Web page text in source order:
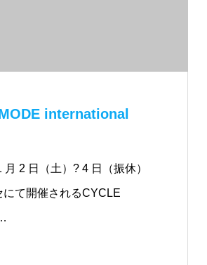
international
月 2 日（土）? 4 日（振休）
にて開催されるCYCLE